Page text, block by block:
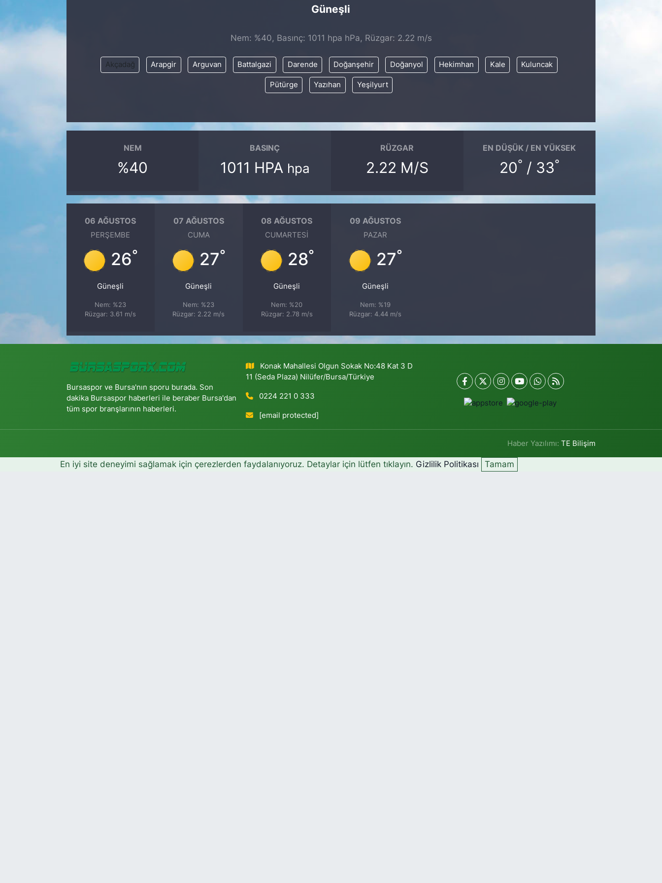
Güneşli
Nem: %40, Basınç: 1011 hpa hPa, Rüzgar: 2.22 m/s
Akçadağ Arapgir Arguvan Battalgazi Darende Doğanşehir Doğanyol Hekimhan Kale Kuluncak
Pütürge Yazıhan Yeşilyurt
NEM
%40
BASINÇ
1011 HPA hpa
RÜZGAR
2.22 M/S
EN DÜŞÜK / EN YÜKSEK
20° / 33°
06 AĞUSTOS
PERŞEMBE
26°
Güneşli
Nem: %23
Rüzgar: 3.61 m/s
07 AĞUSTOS
CUMA
27°
Güneşli
Nem: %23
Rüzgar: 2.22 m/s
08 AĞUSTOS
CUMARTESI
28°
Güneşli
Nem: %20
Rüzgar: 2.78 m/s
09 AĞUSTOS
PAZAR
27°
Güneşli
Nem: %19
Rüzgar: 4.44 m/s
Bursaspor ve Bursa'nın sporu burada. Son
dakika Bursaspor haberleri ile beraber Bursa'dan
tüm spor branşlarının haberleri.
Konak Mahallesi Olgun Sokak No:48 Kat 3 D
11 (Seda Plaza) Nilüfer/Bursa/Türkiye
0224 221 0 333
[email protected]
Haber Yazılımı:TE Bilişim
En iyi site deneyimi sağlamak için çerezlerden faydalanıyoruz. Detaylar için lütfen tıklayın. Gizlilik Politikası Tamam